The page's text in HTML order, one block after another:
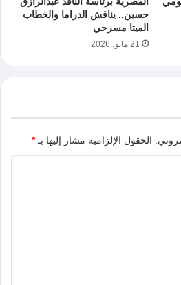
حسين.. يناقش الدراما والخطاب
الميتا مسرحي
21 مايو، 2026
الحقول الإلزامية مشار إليها بـ*